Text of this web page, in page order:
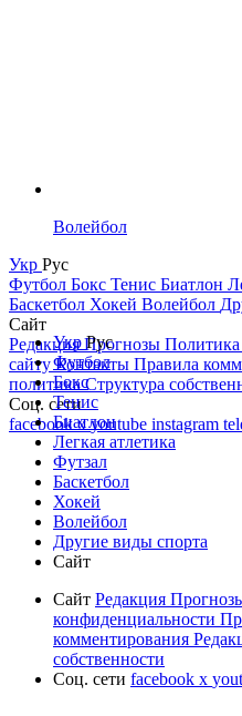
Волейбол
Укр Рус
Футбол Бокс Тенис Биатлон
Баскетбол Хокей Волейбол
Сайт
РедакцияПрогнозы Политика
сайтуКонтакты Правила
политикаСтруктура
Соц. сети
facebookxyoutube instagram
УкрРус
Футбол
Бокс
Тенис
Биатлон
Легкая атлетика
Футзал
Баскетбол
Хокей
Волейбол
Другие виды спорта
Сайт
Сайт Редакция
конфиденциальности
комментирования
собственности
Соц. сети facebook x